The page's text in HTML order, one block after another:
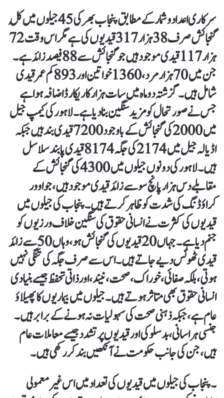
سرکاری اعداد و شمار کے مطابق پنجاب بھر کی 45 جیلوں میں کُل
گنجائش صرف 38 ہزار 317 قیدیوں کی ہے مگر اس وقت 72
ہزار 117 قیدی موجود ہیں جو گنجائش سے 88 فیصد زائد ہے۔
جن میں 70 ہزار مرد، 1360 خواتین اور 893 کم عمر قیدی
شامل ہیں۔ گزشتہ دو ماہ میں سات ہزار کا ریکارڈ اضافہ ہوا ہے
جس نے صورتحال کو مزید سنگین بنا دیا ہے۔ لاہور کی کیمپ جیل
میں 2000 کی گنجائش کے باوجود 7200 قیدی بند ہیں جبکہ
اڈیالہ جیل میں 2174 کی جگہ 8174 قیدی پابند سلاسل
ہیں۔ لاہور کی دونوں جیلوں میں 4300 کی گنجائش کے
مقابلے دس ہزار پانچ سو سے زائد قیدی موجود ہیں، جو اوور
کراؤڈنگ کی شدت کو ظاہر کرتے ہیں۔ پنجاب کی جیلوں میں
قیدیوں کی کثرت نے انسانی حقوق کی سنگین خلاف ورزیوں کو
جنم دیا ہے۔ جہاں 20 قیدیوں کی گنجائش ہو، وہاں 50 سے زائد
قیدی ٹھونس دیے جاتے ہیں۔ اس سے صرف جگہ کی تنگی نہیں
ہوتی، بلکہ صفائی، خوراک، صحت، نیند، اور ذاتی تحفظ جیسے بنیادی
انسانی حقوق بھی متاثر ہوتے ہیں۔ جیلوں میں بیماریوں کا پھیلاؤ
عام ہے، جبکہ ذہنی صحت کی سہولیات نہ ہونے کے برابر ہیں۔
جنسی ہراسانی، بدسلوکی اور قیدیوں پر تشدد جیسے معاملات عام
ہیں، جن کی جانب حکومت نے آنکھیں بند کر رکھی ہیں۔
۔ پنجاب کی جیلوں میں قیدیوں کی تعداد میں اس غیر معمولی